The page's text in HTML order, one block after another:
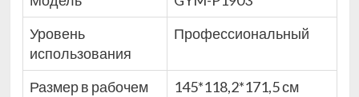
Уровень
использования
Профессиональный
Размер в рабочем
145*118,2*171,5 см